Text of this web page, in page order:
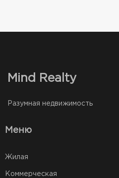
Mind Realty
Разумная недвижимость
Меню
Жилая
Коммерческая